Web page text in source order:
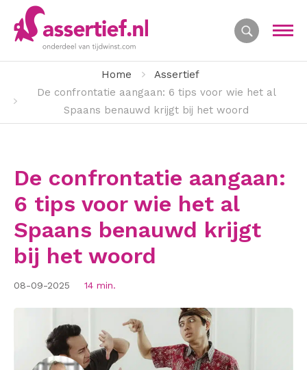
Home
Assertief
De confrontatie aangaan: 6 tips voor wie het al
Spaans benauwd krijgt bij het woord
De confrontatie aangaan:
6 tips voor wie het al
Spaans benauwd krijgt
bij het woord
08-09-2025 14 min.